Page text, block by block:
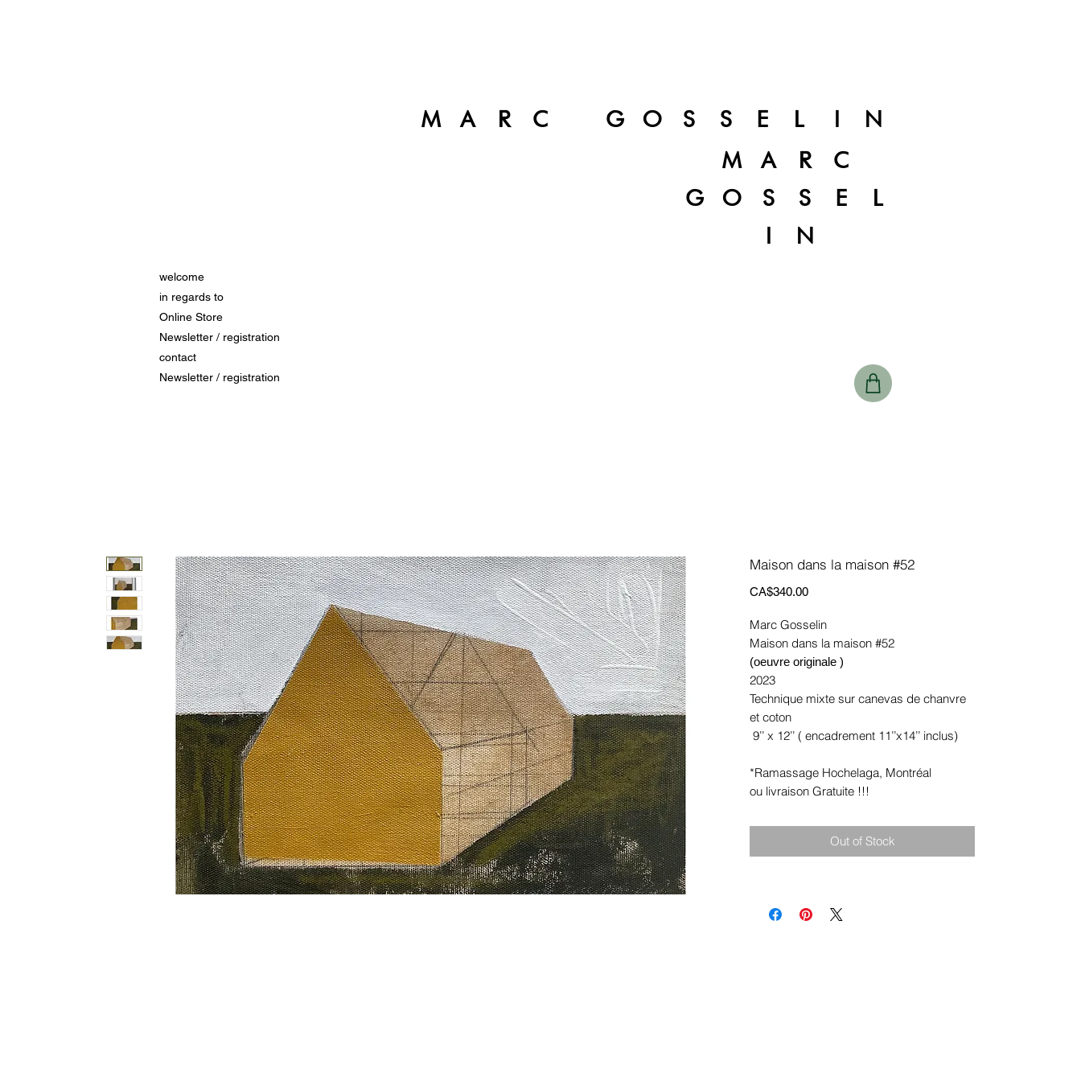
MARC GOSSELIN
MARC
GOSSEL
IN
welcome
in regards to
Online Store
Newsletter / registration
contact
Newsletter / registration
Maison dans la maison #52
CA$340.00Price
Marc Gosselin
Maison dans la maison #52
(oeuvre originale )
2023
Technique mixte sur canevas de chanvre
et coton
9’’ x 12’’ ( encadrement 11’’x14’’ inclus)
*Ramassage Hochelaga, Montréal
ou livraison Gratuite !!!
Out of Stock